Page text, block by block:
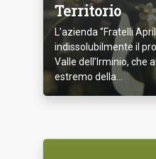
Territorio
L’azienda ‘’Fratelli
indissolubilmente il
Valle dell’Irminio, che
estremo della...